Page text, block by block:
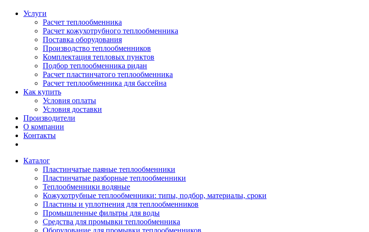
Услуги
Расчет теплообменника
Расчет кожухотрубного теплообменника
Поставка оборудования
Производство теплообменников
Комплектация тепловых пунктов
Подбор теплообменника ридан
Расчет пластинчатого теплообменника
Расчет теплообменника для бассейна
Как купить
Условия оплаты
Условия доставки
Производители
О компании
Контакты
Каталог
Пластинчатые паяные теплообменники
Пластинчатые разборные теплообменники
Теплообменники водяные
Кожухотрубные теплообменники: типы, подбор, материалы, сроки
Пластины и уплотнения для теплообменников
Промышленные фильтры для воды
Средства для промывки теплообменника
Оборудование для промывки теплообменников